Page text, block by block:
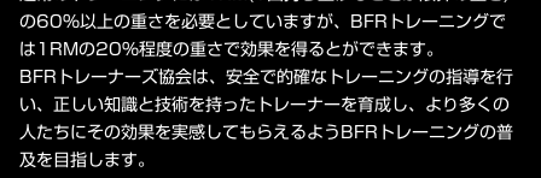
の60%以上の重さを必要としていますが、BFRトレーニングで
は1RMの20%程度の重さで効果を得るとができます。
BFRトレーナーズ協会は、安全で的確なトレーニングの指導を行
い、正しい知識と技術を持ったトレーナーを育成し、より多くの
人たちにその効果を実感してもらえるようBFRトレーニングの普
及を目指します。